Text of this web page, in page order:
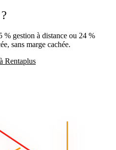
gestion à distance ou 24 %
sans marge cachée.
Rentaplus